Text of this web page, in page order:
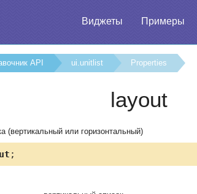
Виджеты Примеры
API ui.unitlist Properties
layout
(вертикальный или горизонтальный)
;